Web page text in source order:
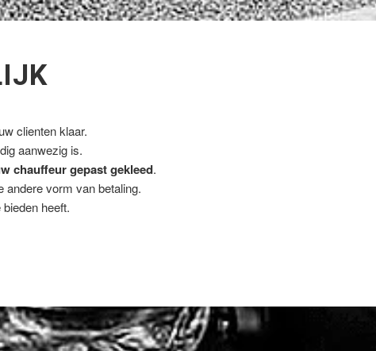
clienten klaar.
aanwezig is.
chauffeur gepast gekleed.
andere vorm van betaling.
heeft.